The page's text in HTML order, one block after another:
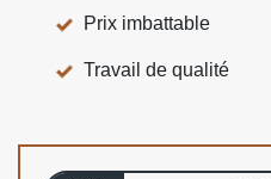
Prix imbattable
Travail de qualité